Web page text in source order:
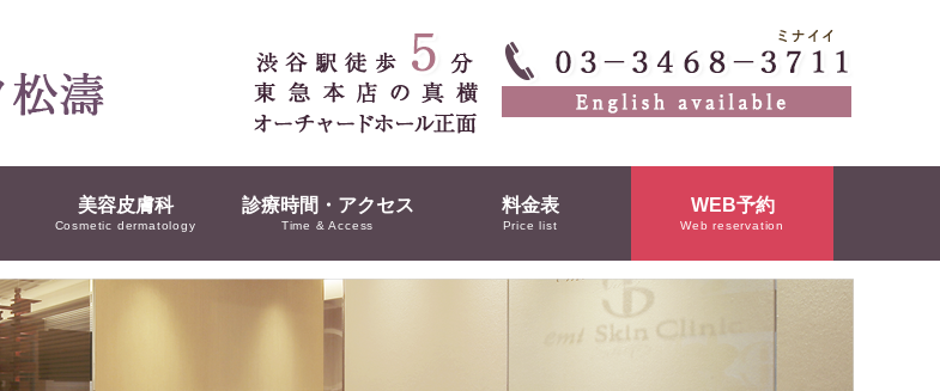
美容皮膚科
Cosmetic dermatology
診療時間・アクセス
Time & Access
料金表
Price list
WEB予約
Web reservation